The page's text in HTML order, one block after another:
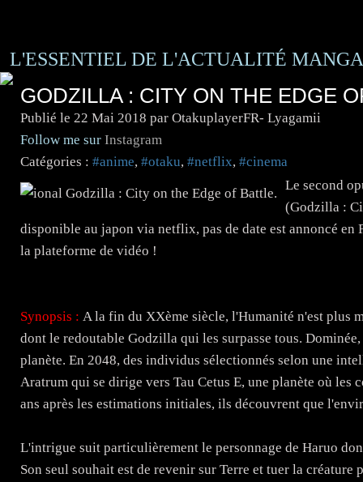
L'ESSENTIEL DE L'ACTUALITÉ
GODZILLA : CITY ON THE EDGE
Publié le 22 Mai 2018 par OtakuplayerFR- Lyagamii
Follow me sur Instagram
Catégories : #anime, #otaku, #netflix, #cinema
Le second
(Godzilla :
disponible au japon via netflix, pas de date est annoncé
la plateforme de vidéo !
Synopsis : A la fin du XXème siècle, l'Humanité n'est plus
dont le redoutable Godzilla qui les surpasse tous.
planète. En 2048, des individus sélectionnés selon une
Aratrum qui se dirige vers Tau Cetus E, une planète où
ans après les estimations initiales, ils découvrent que
L'intrigue suit particulièrement le personnage de Haruo
Son seul souhait est de revenir sur Terre et tuer la